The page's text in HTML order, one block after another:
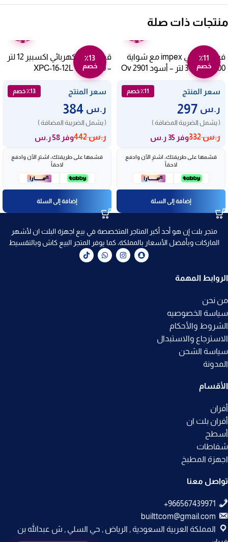
منتجات ذات صلة
٪11
خصم
فرن كهربائي impex مع شواية
1500 وات 35 لتر – أسود Ov 2901
سعر المنتج ٪11 خصم
ر.س
( يشمل الضريبة المضافة )
ر.س332 وفر 35 ر.س
قسّمها على طريقتك، اشترِ الآن وادفع
لاحقاً
إضافة إلى السلة
٪13
خصم
قدر ضغط كهربائي اكسبير 12 لتر
– 1600 وات XPC-16-12L
سعر المنتج ٪13 خصم
ر.س
( يشمل الضريبة المضافة )
ر.س442 وفر 58 ر.س
قسّمها على طريقتك، اشترِ الآن وادفع
لاحقاً
إضافة إلى السلة
متجر بلت إن هو أحد أكبر المتاجر المتخصصة في بيع اجهزة البلت ان لأشهر
الماركات وبأفضل الأسعار بالمملكة، كما يوفر المتجر البيع كاش وبالتقسيط
الروابط المهمة
من نحن
سياسة الخصوصيه
الشروط والأحكام
الاسترجاع والاستبدال
سياسة الشحن
المدونة
الأقسام
أفران
أفران بلت ان
أسطح
شفاطات
اجهزة المطبخ
تواصل معنا
builttcom@gmail.com
المملكة العربية السعودية , الرياض , حي السلي , ش عبدالله بن